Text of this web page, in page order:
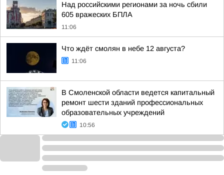
Над российскими регионами за ночь сбили
605 вражеских БПЛА
11:06
Что ждёт смолян в небе 12 августа?
11:06
В Смоленской области ведется капитальный
ремонт шести зданий профессиональных
образовательных учреждений
10:56